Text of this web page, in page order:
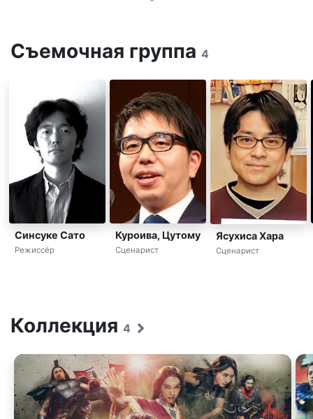
Съемочная группа 4
Синсуке Сато
Режиссёр
Куроива, Цутому
Сценарист
Ясухиса Хара
Сценарист
Коллекция 4